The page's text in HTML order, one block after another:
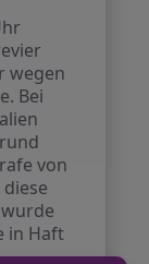
wegen
Bei
von
in Haft